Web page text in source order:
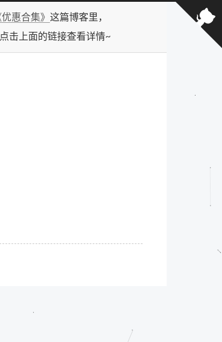
优惠合集》 这篇博客里，
击上面的链接查看详情~